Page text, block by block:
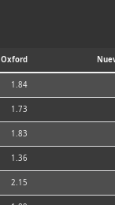
Oxford
1.84
1.73
1.83
1.36
2.15